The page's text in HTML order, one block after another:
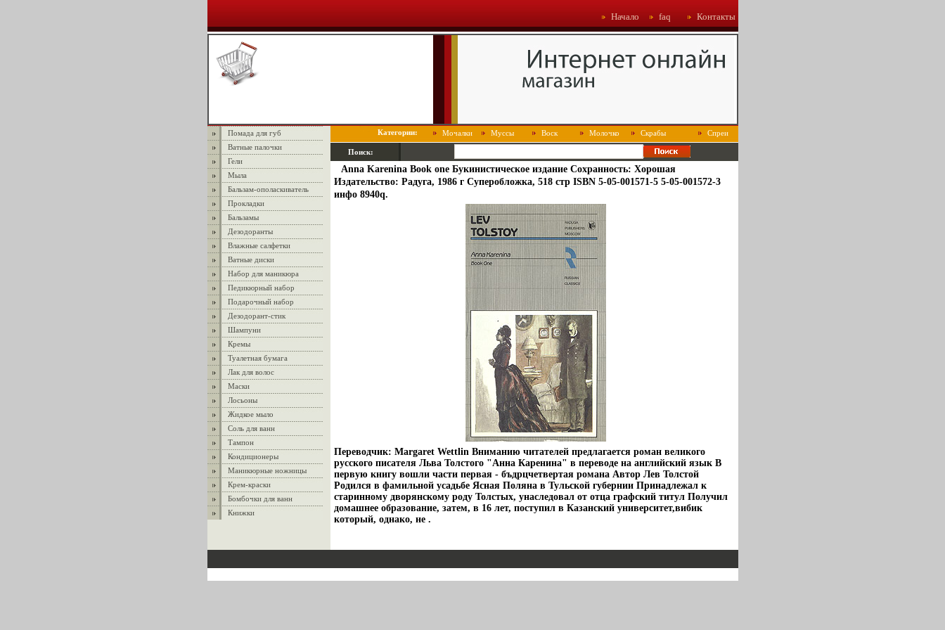
Начало faq Контакты
Помада для губ
Ватные палочки
Гели
Мыла
Бальзам-ополаскиватель
Прокладки
Бальзамы
Дезодоранты
Влажные салфетки
Ватные диски
Набор для маникюра
Педикюрный набор
Подарочный набор
Дезодорант-стик
Шампуни
Кремы
Туалетная бумага
Лак для волос
Маски
Лосьоны
Жидкое мыло
Соль для ванн
Тампон
Кондиционеры
Маникюрные ножницы
Крем-краски
Бомбочки для ванн
Книжки
Категории: Мочалки Муссы Воск Молочко Скрабы Спреи
Поиск:
Anna Karenina Book one Букинистическое издание Сохранность: Хорошая
Издательство: Радуга, 1986 г Суперобложка, 518 стр ISBN 5-05-001571-5 5-05-001572-3
инфо 8940q.
Переводчик: Margaret Wettlin Вниманию читателей предлагается роман великого
русского писателя Льва Толстого "Анна Каренина" в переводе на английский язык В
первую книгу вошли части первая - бъдрцчетвертая романа Автор Лев Толстой
Родился в фамильной усадьбе Ясная Поляна в Тульской губернии Принадлежал к
старинному дворянскому роду Толстых, унаследовал от отца графский титул Получил
домашнее образование, затем, в 16 лет, поступил в Казанский университет,вибик
который, однако, не .